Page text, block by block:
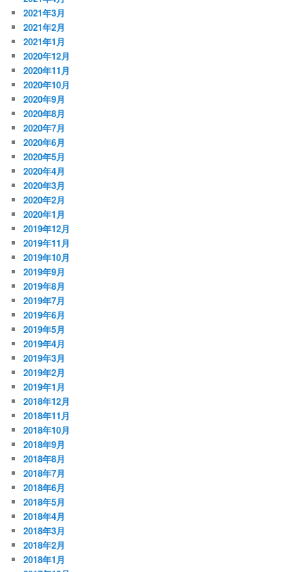
2021年3月
2021年2月
2021年1月
2020年12月
2020年11月
2020年10月
2020年9月
2020年8月
2020年7月
2020年6月
2020年5月
2020年4月
2020年3月
2020年2月
2020年1月
2019年12月
2019年11月
2019年10月
2019年9月
2019年8月
2019年7月
2019年6月
2019年5月
2019年4月
2019年3月
2019年2月
2019年1月
2018年12月
2018年11月
2018年10月
2018年9月
2018年8月
2018年7月
2018年6月
2018年5月
2018年4月
2018年3月
2018年2月
2018年1月